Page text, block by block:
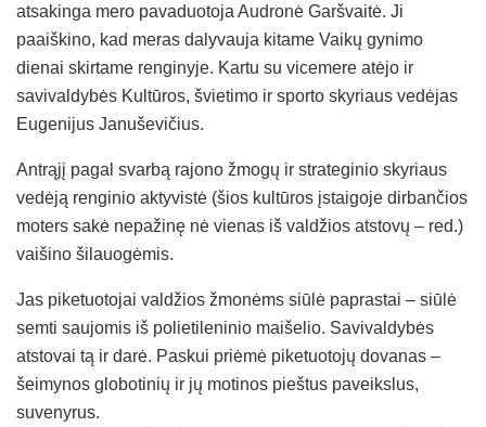
atsakinga mero pavaduotoja Audronė Garšvaitė. Ji
paaiškino, kad meras dalyvauja kitame Vaikų gynimo
dienai skirtame renginyje. Kartu su vicemere atėjo ir
savivaldybės Kultūros, švietimo ir sporto skyriaus vedėjas
Eugenijus Januševičius.
Antrąjį pagal svarbą rajono žmogų ir strateginio skyriaus
vedėją renginio aktyvistė (šios kultūros įstaigoje dirbančios
moters sakė nepažinę nė vienas iš valdžios atstovų – red.)
vaišino šilauogėmis.
Jas piketuotojai valdžios žmonėms siūlė paprastai – siūlė
semti saujomis iš polietileninio maišelio. Savivaldybės
atstovai tą ir darė. Paskui priėmė piketuotojų dovanas –
šeimynos globotinių ir jų motinos pieštus paveikslus,
suvenyrus.